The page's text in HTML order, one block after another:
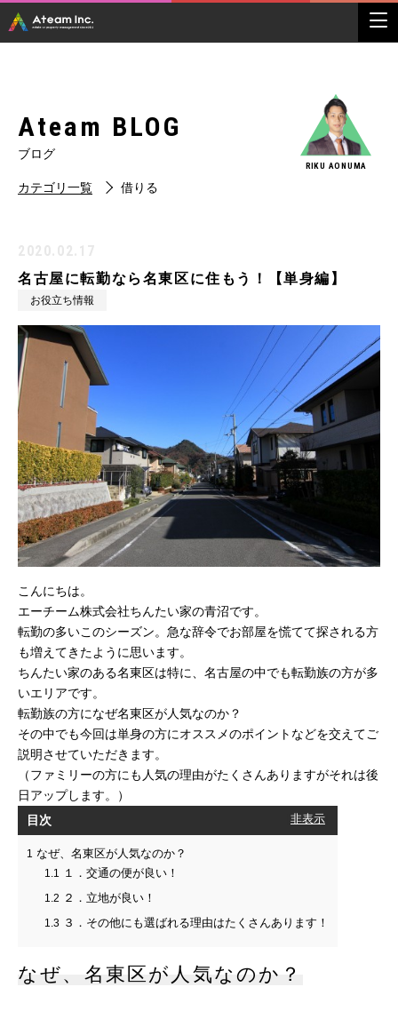
Ateam BLOG
ブログ
カテゴリ一覧 借りる
名古屋に転勤なら名東区に住もう！【単身編】
RIKU AONUMA
お役立ち情報
こんにちは。
エーチーム株式会社ちんたい家の青沼です。
転勤の多いこのシーズン。急な辞令でお部屋を慌てて探される方
も増えてきたように思います。
ちんたい家のある名東区は特に、名古屋の中でも転勤族の方が多
いエリアです。
転勤族の方になぜ名東区が人気なのか？
その中でも今回は単身の方にオススメのポイントなどを交えてご
説明させていただきます。
（ファミリーの方にも人気の理由がたくさんありますがそれは後
日アップします。）
目次
非表示
1 なぜ、名東区が人気なのか？
1.1 １．交通の便が良い！
1.2 ２．立地が良い！
1.3３．その他にも選ばれる理由はたくさんあります！
なぜ、名東区が人気なのか？